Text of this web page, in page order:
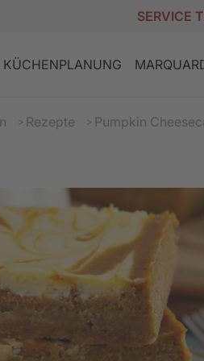
SERVICE
DESIGN KÜCHEN
GRANIT AKTION
KÜCHENPLANUNG
ZUFRIEDENE
REZEPTE
Rezepte Pumpkin